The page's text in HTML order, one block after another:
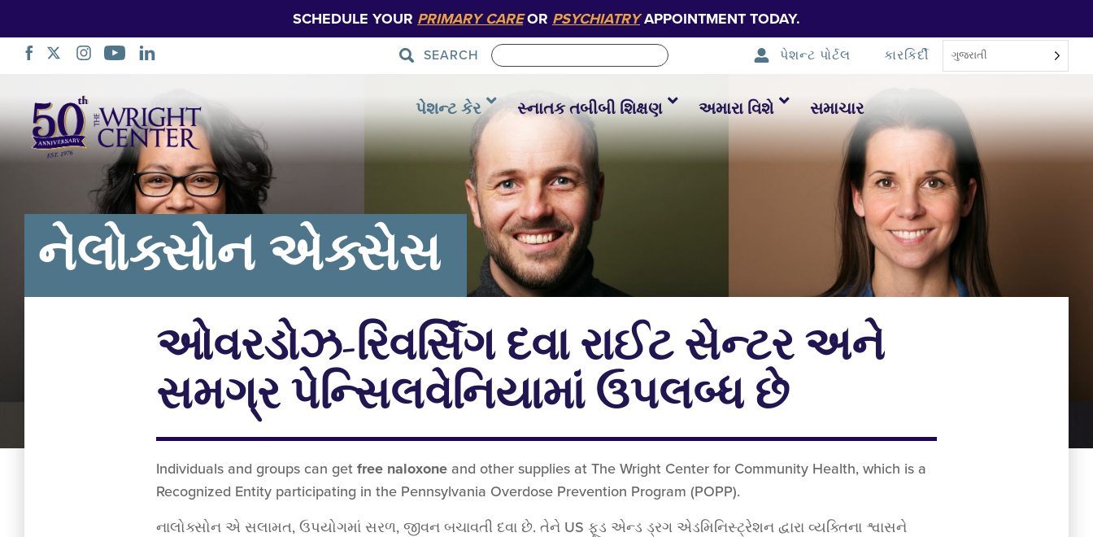
SCHEDULE YOUR PRIMARY CAREOR PSYCHIATRYAPPOINTMENT TODAY.
SEARCH પેશન્ટ પોર્ટલ કારકિર્દી ગુજરાતી
નેવિગેશન
છોડો
પેશન્ટ કેર સ્નાતક તબીબી શિક્ષણ અમારા વિશે સમાચાર
નેલોક્સોન એક્સેસ
ઓવરડોઝ-રિવર્સિંગ દવા રાઈટ સેન્ટર અને
સમગ્ર પેન્સિલવેનિયામાં ઉપલબ્ધ છે
Individuals and groups can get free naloxone and other supplies at The Wright Center for Community Health, which is a
Recognized Entity participating in the Pennsylvania Overdose Prevention Program (POPP).
નાલોક્સોન એ સલામત, ઉપયોગમાં સરળ, જીવન બચાવતી દવા છે. તેને US ફૂડ એન્ડ ડ્રગ એડમિનિસ્ટ્રેશન દ્વારા વ્યક્તિના શ્વાસને